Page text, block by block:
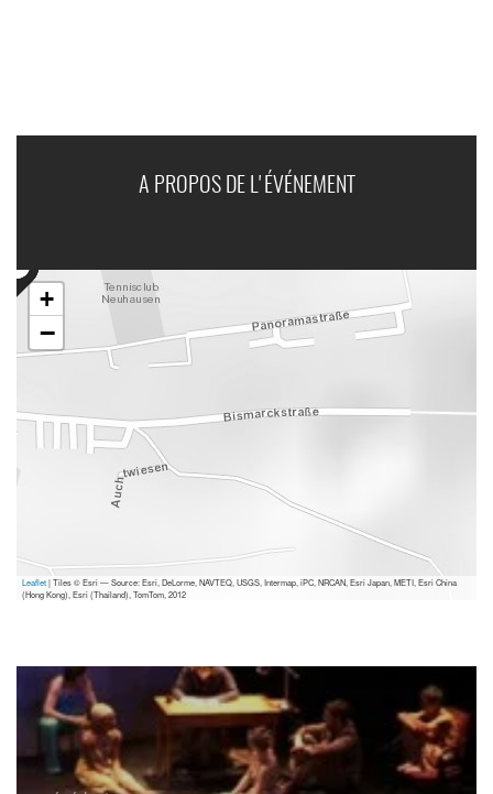
A PROPOS DE L'ÉVÉNEMENT
+
−
Leaflet| Tiles © Esri — Source: Esri, DeLorme, NAVTEQ, USGS, Intermap, iPC, NRCAN, Esri Japan, METI, Esri China
(Hong Kong), Esri (Thailand), TomTom, 2012